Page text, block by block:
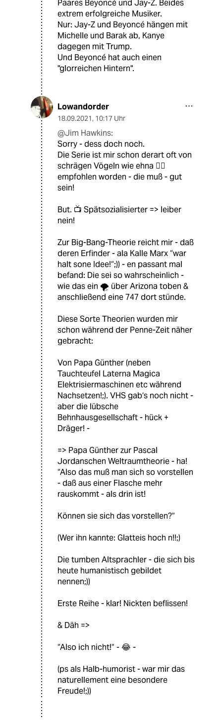
Paares Beyoncé und Jay-Z. Beides
extrem erfolgreiche Musiker.
Nur: Jay-Z und Beyoncé hängen mit
Michelle und Barak ab, Kanye
dagegen mit Trump.
Und Beyoncé hat auch einen
"glorreichen Hintern".
Lowandorder
18.09.2021, 10:17 Uhr
@Jim Hawkins:
Sorry - dess doch noch.
Die Serie ist mir schon derart oft von
schrägen Vögeln wie ehna 🏴‍☠️
empfohlen worden - die muß - gut
sein!
But. 📺 Spätsozialisierter => leiber
nein!
Zur Big-Bang-Theorie reicht mir - daß
deren Erfinder - ala Kalle Marx “war
halt sone Idee!“;)) - en passant mal
befand: Die sei so wahrscheinlich -
wie das ein 🌪 über Arizona toben &
anschließend eine 747 dort stünde.
Diese Sorte Theorien wurden mir
schon während der Penne-Zeit näher
gebracht:
Von Papa Günther (neben
Tauchteufel Laterna Magica
Elektrisiermaschinen etc während
Nachsetzen!;). VHS gab‘s noch nicht -
aber die lübsche
Behnhausgesellschaft - hück +
Dräger! -
=> Papa Günther zur Pascal
Jordanschen Weltraumtheorie - ha!
“Also das muß man sich so vorstellen
- daß aus einer Flasche mehr
rauskommt - als drin ist!
Können sie sich das vorstellen?“
(Wer ihn kannte: Glatteis hoch n!!;)
Die tumben Altsprachler - die sich bis
heute humanistisch gebildet
nennen;))
Erste Reihe - klar! Nickten beflissen!
& Däh =>
“Also ich nicht!“ - 😂 -
(ps als Halb-humorist - war mir das
naturellement eine besondere
Freude!;))